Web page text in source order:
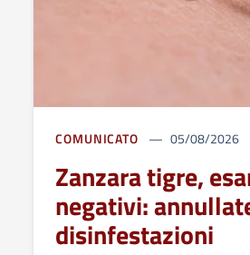
COMUNICATO 05/08/2026
Zanzara tigre,
negativi:
disinfestazioni